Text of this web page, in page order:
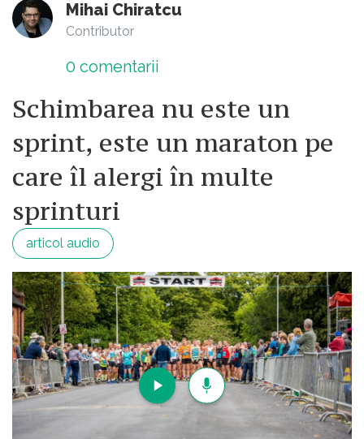
Mihai Chiratcu
Contributor
0 comentarii
Schimbarea nu este un
sprint, este un maraton pe
care îl alergi în multe
sprinturi
articol audio